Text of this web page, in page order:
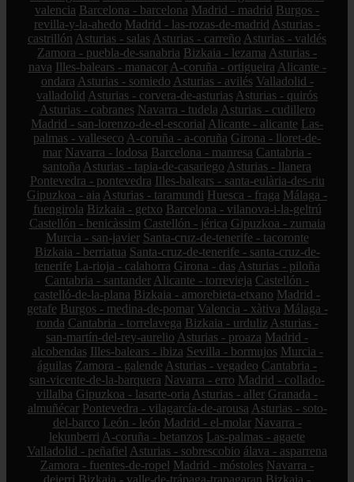
valencia Barcelona - barcelona Madrid - madrid Burgos -
revilla-y-la-ahedo Madrid - las-rozas-de-madrid Asturias -
castrillón Asturias - salas Asturias - carreño Asturias - valdés
Zamora - puebla-de-sanabria Bizkaia - lezama Asturias -
nava Illes-balears - manacor A-coruña - ortigueira Alicante -
ondara Asturias - somiedo Asturias - avilés Valladolid -
valladolid Asturias - corvera-de-asturias Asturias - quirós
Asturias - cabranes Navarra - tudela Asturias - cudillero
Madrid - san-lorenzo-de-el-escorial Alicante - alicante Las-
palmas - valleseco A-coruña - a-coruña Girona - lloret-de-
mar Navarra - lodosa Barcelona - manresa Cantabria -
santoña Asturias - tapia-de-casariego Asturias - llanera
Pontevedra - pontevedra Illes-balears - santa-eulària-des-riu
Gipuzkoa - aia Asturias - taramundi Huesca - fraga Málaga -
fuengirola Bizkaia - getxo Barcelona - vilanova-i-la-geltrú
Castellón - benicàssim Castellón - jérica Gipuzkoa - zumaia
Murcia - san-javier Santa-cruz-de-tenerife - tacoronte
Bizkaia - berriatua Santa-cruz-de-tenerife - santa-cruz-de-
tenerife La-rioja - calahorra Girona - das Asturias - piloña
Cantabria - santander Alicante - torrevieja Castellón -
castelló-de-la-plana Bizkaia - amorebieta-etxano Madrid -
getafe Burgos - medina-de-pomar Valencia - xàtiva Málaga -
ronda Cantabria - torrelavega Bizkaia - urduliz Asturias -
san-martín-del-rey-aurelio Asturias - proaza Madrid -
alcobendas Illes-balears - ibiza Sevilla - bormujos Murcia -
águilas Zamora - galende Asturias - vegadeo Cantabria -
san-vicente-de-la-barquera Navarra - erro Madrid - collado-
villalba Gipuzkoa - lasarte-oria Asturias - aller Granada -
almuñécar Pontevedra - vilagarcía-de-arousa Asturias - soto-
del-barco León - león Madrid - el-molar Navarra -
lekunberri A-coruña - betanzos Las-palmas - agaete
Valladolid - peñafiel Asturias - sobrescobio álava - asparrena
Zamora - fuentes-de-ropel Madrid - móstoles Navarra -
deierri Bizkaia - valle-de-trápaga-trapagaran Bizkaia -